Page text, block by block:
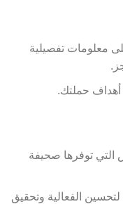
معلومات تفصيلية
حملتك.
التي توفرها صحيفة
الفعالية وتحقيق